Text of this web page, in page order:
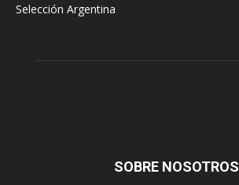
Selección Argentina
SOBRE NOSOTROS